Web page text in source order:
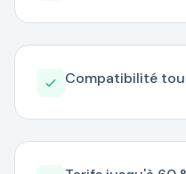
Compatibilité